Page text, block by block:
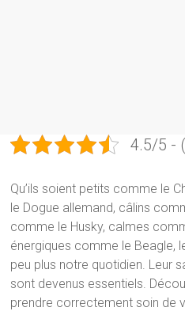
4.5/5 -
Qu’ils soient petits comme le
le Dogue allemand, câlins
comme le Husky, calmes
énergiques comme le Beagle,
peu plus notre quotidien. Leur
sont devenus essentiels.
prendre correctement soin de